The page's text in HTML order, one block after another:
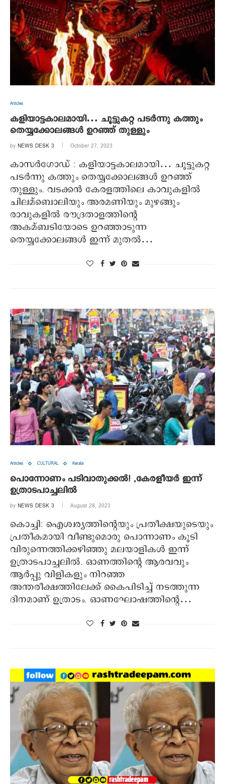
Articles
കളിയാട്ടകാലമായി… ചൂട്ടുകറ്റ പടര്‍ന്നു കത്തും
തെയ്യക്കോലങ്ങള്‍ ഉറഞ്ഞ് തുള്ളും
by NEWS DESK 3 October 27, 2023
കാസര്‍ഗോഡ് : കളിയാട്ടകാലമായി… ചൂട്ടുകറ്റ
പടര്‍ന്നു കത്തും തെയ്യക്കോലങ്ങള്‍ ഉറഞ്ഞ്
തുള്ളും. വടക്കന്‍ കേരളത്തിലെ കാവുകളില്‍
ചിലമ്‌ബൊലിയും അരമണിയും മുഴങ്ങും
രാവുകളില്‍ രൗദ്രതാളത്തിന്റെ
അകമ്ബടിയോടെ ഉറഞ്ഞാടുന്ന
തെയ്യക്കോലങ്ങള്‍ ഇന്ന് മുതല്‍…
Articles CULTURAL Kerala
പൊന്നോണം പടിവാതുക്കല്‍! ,കേരളീയര്‍ ഇന്ന്
ഉത്രാടപാച്ചലില്‍
by NEWS DESK 3 August 28, 2023
കൊച്ചി: ഐശ്വര്യത്തിന്റെയും പ്രതീക്ഷയുടെയും
പ്രതീകമായി വീണ്ടുമൊരു പൊന്നാണം കൂടി
വിരുന്നെത്തിക്കഴിഞ്ഞു മലയാളികള്‍ ഇന്ന്
ഉത്രാടപാച്ചലില്‍. ഓണത്തിന്റെ ആരവവും
ആര്‍പ്പു വിളികളും നിറഞ്ഞ
അന്തരീക്ഷത്തിലേക്ക് കൈപിടിച്ച് നടത്തുന്ന
ദിനമാണ് ഉത്രാടം. ഓണഘോഷത്തിന്റെ…